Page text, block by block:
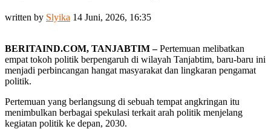
written by Slyika 14 Juni, 2026, 16:35
BERITAIND.COM, TANJABTIM –Pertemuan melibatkan
empat tokoh politik berpengaruh di wilayah Tanjabtim, baru-baru ini
menjadi perbincangan hangat masyarakat dan lingkaran pengamat
politik.
Pertemuan yang berlangsung di sebuah tempat angkringan itu
menimbulkan berbagai spekulasi terkait arah politik menjelang
kegiatan politik ke depan, 2030.